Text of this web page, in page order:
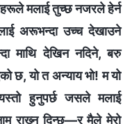
मलाई तुच्‍छ नजरले हेर्न
अरूभन्दा उच्‍च देखाउने
माथि देखिन नदिने, बरु
छ, यो त अन्याय भो! म यो
हुनुपर्छ जसले मलाई
राख्‍न दिन्छ—र मैले मेरो